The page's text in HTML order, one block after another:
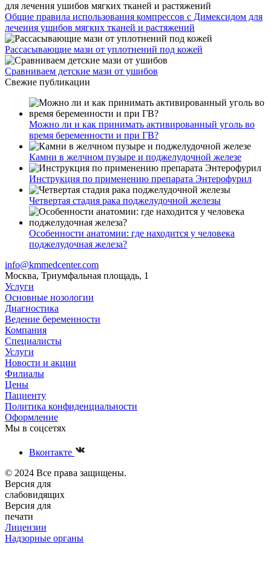
Общие правила использования компрессов с Димексидом для
лечения ушибов мягких тканей и растяжений
Рассасывающие мази от уплотнений под кожей
Сравниваем детские мази от ушибов
Свежие публикации
Можно ли и как принимать активированный уголь во
время беременности и при ГВ?
Камни в желчном пузыре и поджелудочной железе
Инструкция по применению препарата Энтерофурил
Четвертая стадия рака поджелудочной железы
Особенности анатомии: где находится у человека
поджелудочная железа?
info@kmmedcenter.com
Москва, Триумфальная площадь, 1
Услуги
Основные нозологии
Диагностика
Ведение беременности
Компания
Специалисты
Услуги
Новости и акции
Филиалы
Цены
Пациенту
Политика конфиденциальности
Оформление
Мы в соцсетях
Вконтакте
© 2024 Все права защищены.
Версия для
слабовидящих
Версия для
печати
Лицензии
Надзорные органы